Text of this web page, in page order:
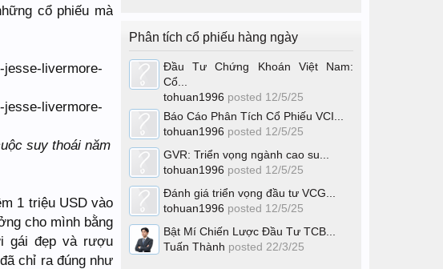
cổ phiếu mà
suy thoái năm
1 triệu USD vào
cho mình bằng
gái đẹp và rượu
chỉ ra đúng như
Phân tích cổ phiếu hàng ngày
Đầu Tư Chứng Khoán Việt Nam:
Cổ...
tohuan1996 posted 12/5/25
Báo Cáo Phân Tích Cổ Phiếu VCI...
tohuan1996 posted 12/5/25
GVR: Triển vọng ngành cao su...
tohuan1996 posted 12/5/25
Đánh giá triển vọng đầu tư VCG...
tohuan1996 posted 12/5/25
Bật Mí Chiến Lược Đầu Tư TCB...
Tuấn Thành posted 22/3/25